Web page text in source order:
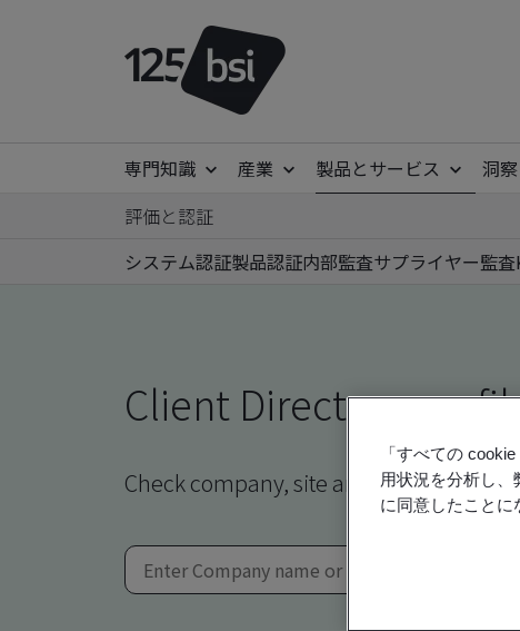
専門知識 産業 製品とサービス 洞
評価と認証
システム認証製品認証内部監査サプライヤー監査
Client Directory
Check company, site and product
「すべての
用状況を分析し
に同意したことに